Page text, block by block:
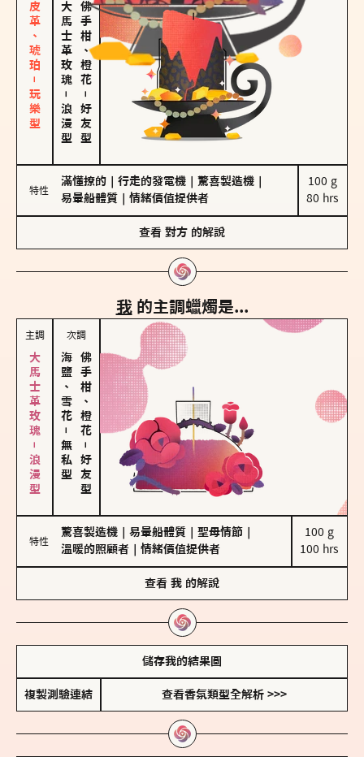
皮革、琥珀－玩樂型 大馬士革玫瑰
－
浪漫型
佛手柑、橙花
－
好友型
特性
滿懂撩的 行走的發電機 驚喜製造機
易暈船體質
情緒價值提供者
100 g
80 hrs
查看 對方 的解說
我 的主調蠟燭是...
主調
大馬士革玫瑰－浪漫型
次調
海鹽、雪花
－
無私型
佛手柑、橙花
－
好友型
特性
驚喜製造機 易暈船體質 聖母情節
溫暖的照顧者
情緒價值提供者
100 g
100 hrs
查看 我 的解說
儲存我的結果圖
複製測驗連結 查看香氛類型全解析 >>>